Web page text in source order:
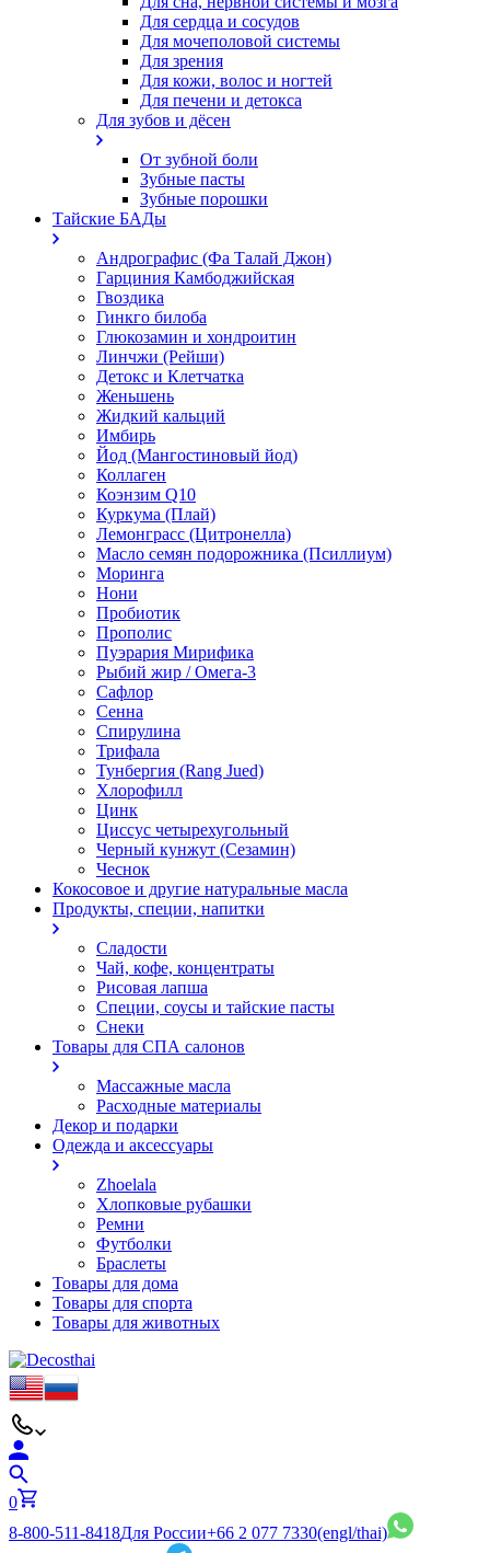
Для сердца и сосудов
Для мочеполовой системы
Для зрения
Для кожи, волос и ногтей
Для печени и детокса
Для зубов и дёсен
От зубной боли
Зубные пасты
Зубные порошки
Тайские БАДы
Андрографис (Фа Талай Джон)
Гарциния Камбоджийская
Гвоздика
Гинкго билоба
Глюкозамин и хондроитин
Линчжи (Рейши)
Детокс и Клетчатка
Женьшень
Жидкий кальций
Имбирь
Йод (Мангостиновый йод)
Коллаген
Коэнзим Q10
Куркума (Плай)
Лемонграсс (Цитронелла)
Масло семян подорожника (Псиллиум)
Моринга
Нони
Пробиотик
Прополис
Пуэрария Мирифика
Рыбий жир / Омега-3
Сафлор
Сенна
Спирулина
Трифала
Тунбергия (Rang Jued)
Хлорофилл
Цинк
Циссус четырехугольный
Черный кунжут (Сезамин)
Чеснок
Кокосовое и другие натуральные масла
Продукты, специи, напитки
Сладости
Чай, кофе, концентраты
Рисовая лапша
Специи, соусы и тайские пасты
Снеки
Товары для СПА салонов
Массажные масла
Расходные материалы
Декор и подарки
Одежда и аксессуары
Zhoelala
Хлопковые рубашки
Ремни
Футболки
Браслеты
Товары для дома
Товары для спорта
Товары для животных
0
8-800-511-8418Для России+66 2 077 7330(engl/thai)